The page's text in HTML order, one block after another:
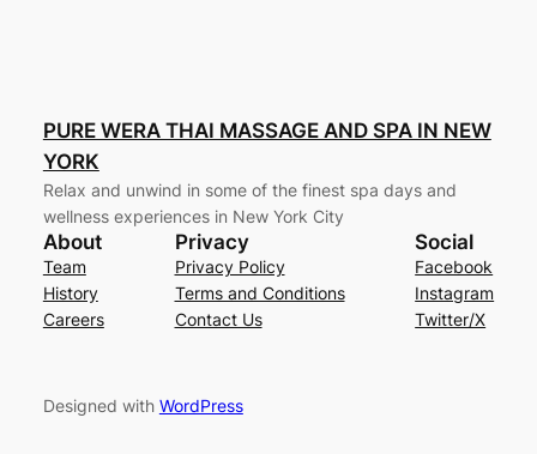
PURE WERA THAI MASSAGE AND SPA IN NEW
YORK
Relax and unwind in some of the finest spa days and
wellness experiences in New York City
About
Team
History
Careers
Privacy
Privacy Policy
Terms and Conditions
Contact Us
Social
Facebook
Instagram
Twitter/X
Designed with WordPress